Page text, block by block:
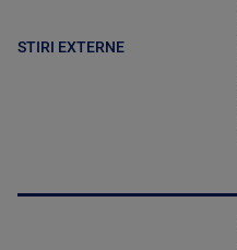
STIRI EXTERNE